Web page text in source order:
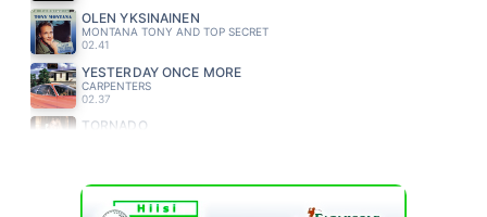
OLEN YKSINAINEN
MONTANA TONY AND TOP SECRET
02.41
YESTERDAY ONCE MORE
CARPENTERS
02.37
TORNADO
FREEMAN